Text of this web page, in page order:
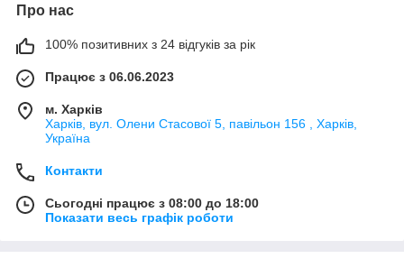
Про нас
100% позитивних з 24 відгуків за рік
Працює з 06.06.2023
м. Харків
Харків, вул. Олени Стасової 5, павільон 156 , Харків,
Україна
Контакти
Сьогодні працює з 08:00 до 18:00
Показати весь графік роботи